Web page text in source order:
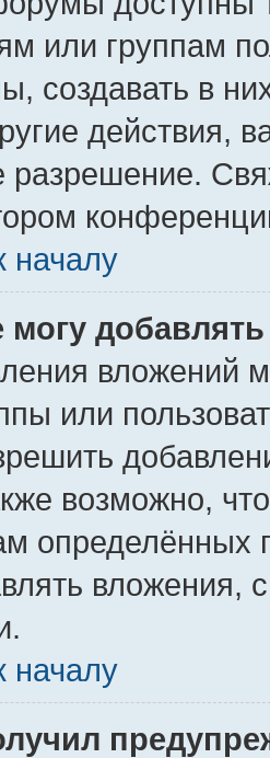
или группам
создавать в
действия,
разрешение.
началу
могу
вложений
или
возможно,
определённых
вложения,
началу